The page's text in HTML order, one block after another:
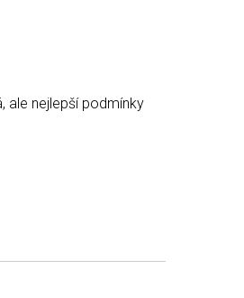
ale nejlepší podmínky